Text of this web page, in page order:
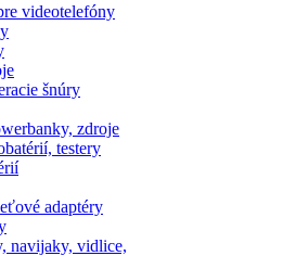
videotelefóny
šnúry
zdroje
testery
adaptéry
navijaky, vidlice,